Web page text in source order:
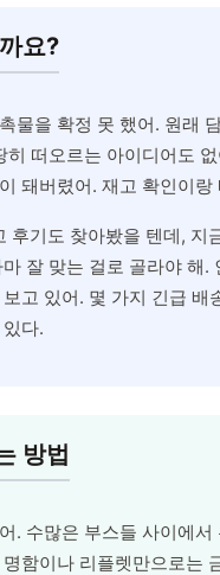
요?
물을 확정 못 했어. 원래
떠오르는 아이디어도
돼버렸어. 재고 확인이
기도 찾아봤을 텐데, 지
잘 맞는 걸로 골라야 해
고 있어. 몇 가지 긴급
다.
방법
. 수많은 부스들 사이에
함이나 리플렛만으로는